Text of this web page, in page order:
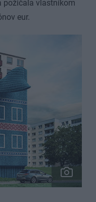
požičala vlastníkom
eur.